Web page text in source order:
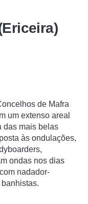
de Mafra
um extenso areal
das mais belas
às ondulações,
ondas nos dias
nadador-